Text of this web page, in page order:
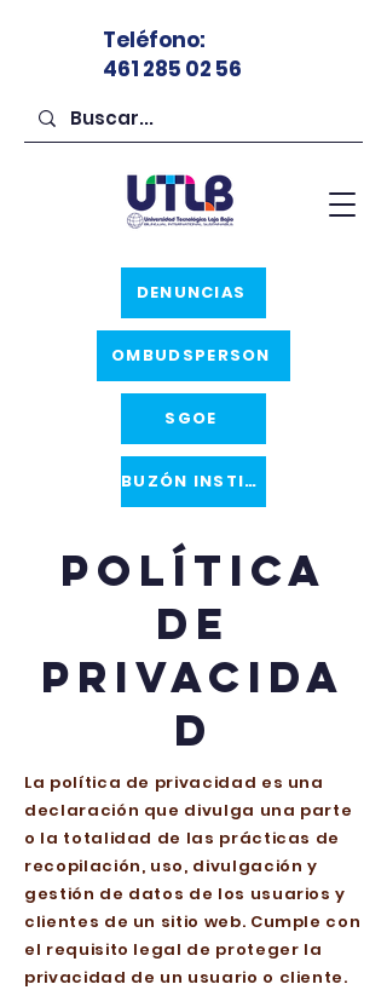
Teléfono:
461 285 02 56
OMBUDSPERSON
SGOE
BUZÓN INSTITUCIONAL
DENUNCIAS
Política
de
privacida
d
La política de privacidad es una
declaración que divulga una parte
o la totalidad de las prácticas de
recopilación, uso, divulgación y
gestión de datos de los usuarios y
clientes de un sitio web. Cumple con
el requisito legal de proteger la
privacidad de un usuario o cliente.